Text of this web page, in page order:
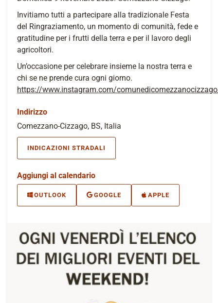
Invitiamo tutti a partecipare alla tradizionale Festa
del Ringraziamento, un momento di comunità, fede e
gratitudine per i frutti della terra e per il lavoro degli
agricoltori.
Un’occasione per celebrare insieme la nostra terra e
chi se ne prende cura ogni giorno.
https://www.instagram.com/
Indirizzo
Comezzano-Cizzago, BS, Italia
INDICAZIONI STRADALI
Aggiungi al calendario
OUTLOOK GOOGLE APPLE